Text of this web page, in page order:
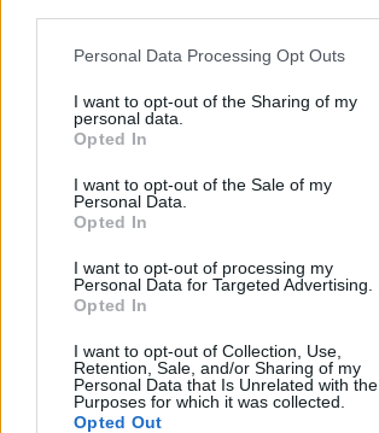
Personal Data Processing Opt Outs
I want to opt-out of the Sharing of my
personal data.
Opted In
I want to opt-out of the Sale of my
Personal Data.
Opted In
I want to opt-out of processing my
Personal Data for Targeted Advertising.
Opted In
I want to opt-out of Collection, Use,
Retention, Sale, and/or Sharing of my
Personal Data that Is Unrelated with the
Purposes for which it was collected.
Opted Out
Publicidad